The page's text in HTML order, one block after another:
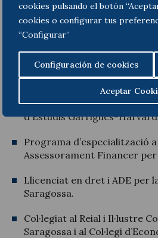
cookies pulsando el botón
cookies o configurar tus
“Configurar”
Configuración de cookies
Aceptar
documentació global en
multinacionals que operen
econòmics com ara financer,
infraestructures,
industrial, tecnològic, béns
empresa familiar.
Màster Executive en Dret
d´Estudis Garrigues-
Programa d’especialització
Assessorament Financer per
Llicenciat en dret i ADE per
Saragossa.
Col·legiat al Reial i Il·lustre
Saragossa i al Col·legi